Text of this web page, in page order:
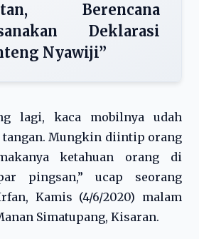
Berencana
Deklarasi
Nyawiji”
lagi, kaca mobilnya udah
tangan. Mungkin diintip orang
ketahuan orang di
pingsan,” ucap seorang
Kamis (4/6/2020) malam
Simatupang, Kisaran.